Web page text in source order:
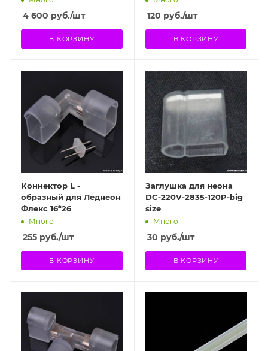
4 600 руб./шт
В КОРЗИНУ
120 руб./шт
В КОРЗИНУ
Коннектор L -
образный для Леднеон
Флекс 16*26
Много
255 руб./шт
В КОРЗИНУ
Заглушка для неона
DC-220V-2835-120P-big
size
Много
30 руб./шт
В КОРЗИНУ